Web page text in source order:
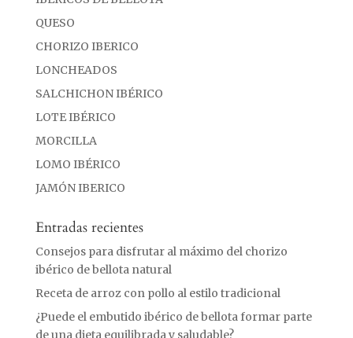
QUESO
CHORIZO IBERICO
LONCHEADOS
SALCHICHON IBÉRICO
LOTE IBÉRICO
MORCILLA
LOMO IBÉRICO
JAMÓN IBERICO
Entradas recientes
Consejos para disfrutar al máximo del chorizo
ibérico de bellota natural
Receta de arroz con pollo al estilo tradicional
¿Puede el embutido ibérico de bellota formar parte
de una dieta equilibrada y saludable?